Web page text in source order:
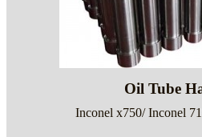
Oil Tube
Inconel x750/ Inconel